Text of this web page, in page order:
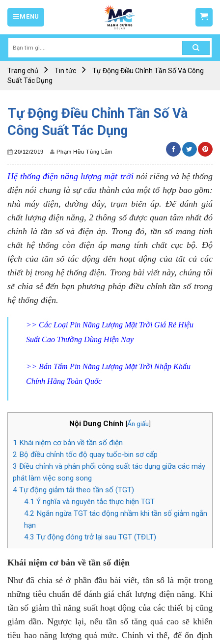
Skip
kiếm:
MENU
Trang chủ Tin tức
Tự Động Điều Chỉnh Tần Số Và Công
Suất Tác Dụng
Tự Động Điều Chỉnh Tần Số Và
Công Suất Tác Dụng
20/12/2019 Phạm Hữu Tùng Lâm
Hệ thống điện năng lượng mặt trờinói riêng và hệ thống
điện nói chung là sự cấu thành của một tổ hợp bao gồm:
nhà máy điện, đường dây, trạm biến áp. Để đánh giá
chất lượng điện năng, 2 thông số được quan tâm nhất đó
chính là tần số và điện áp. Trong đó, tần số mang tính
chất hệ thống còn điện áp mang tính chất cục bộ. Độ
lệch của tần số tác động đến hoạt động của tất cả các
thiết bị trong hệ thống điện. Trong bài viết này, chúng tôi
sẽ chia sẻ đến bạn phương pháp điều chỉnh tần số trong
hệ thống điện.
>> Các Loại Pin Năng Lượng Mặt Trời Giá Rẻ Hiệu
Suất Cao Thường Dùng Hiện Nay
>> Bán Tấm Pin Năng Lượng Mặt Trời Nhập Khẩu
Chính Hãng Toàn Quốc
Nội Dung Chính [Ẩn giấu]
1 Khái niệm cơ bản về tần số điện
2 Bộ điều chỉnh tốc độ quay tuốc-bin sơ cấp
3 Điều chỉnh và phân phối công suất tác dụng giữa các máy
phát làm việc song song
4 Tự động giảm tải theo tần số (TGT)
4.1 Ý nghĩa và nguyên tắc thực hiện TGT
4.2 Ngăn ngừa TGT tác động nhầm khi tần số giảm ngắn
hạn
4.3 Tự động đóng trở lại sau TGT (TĐLT)
Khái niệm cơ bản về tần số điện
Như đã chia sẻ ở phần đầu bài viết, tần số là một trong
những tiêu chuẩn để đánh giá chất lượng điện năng. Khi
tần số giảm thì năng suất hoạt động của các thiết bị cũng
giảm dần. Ngược lại, nếu tần số tăng quá cao sẽ khiến
tiêu hao năng lượng quá mức. Chính vì thế, để ổn định